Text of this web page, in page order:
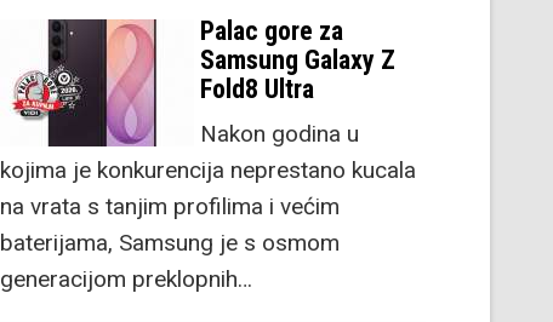
Palac gore za
Samsung Galaxy Z
Fold8 Ultra
Nakon godina u
kojima je konkurencija neprestano kucala
na vrata s tanjim profilima i većim
baterijama, Samsung je s osmom
generacijom preklopnih…